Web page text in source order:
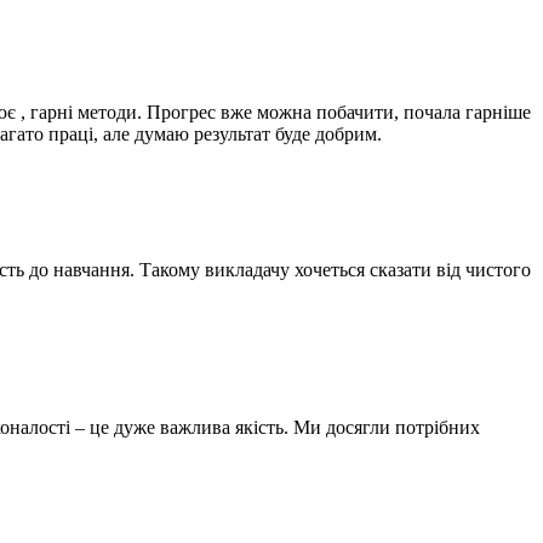
, гарні методи. Прогрес вже можна побачити, почала гарніше
праці, але думаю результат буде добрим.
до навчання. Такому викладачу хочеться сказати від чистого
– це дуже важлива якість. Ми досягли потрібних